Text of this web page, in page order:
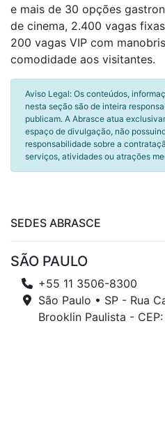
e mais de 30 opções
de cinema, 2.400 vagas
200 vagas VIP com
comodidade aos visitantes.
Aviso Legal: Os conteúdos,
nesta seção são de inteira
publicam. A Abrasce atua
espaço de divulgação, não
responsabilidade sobre a
serviços, atividades ou atrações
SEDES ABRASCE
SÃO PAULO
+55 11 3506-8300
São Paulo • SP - Rua
Brooklin Paulista -